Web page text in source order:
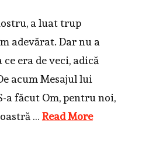
a luat trup
adevărat. Dar nu a
era de veci, adică
acum Mesajul lui
a făcut Om, pentru noi,
… Read More